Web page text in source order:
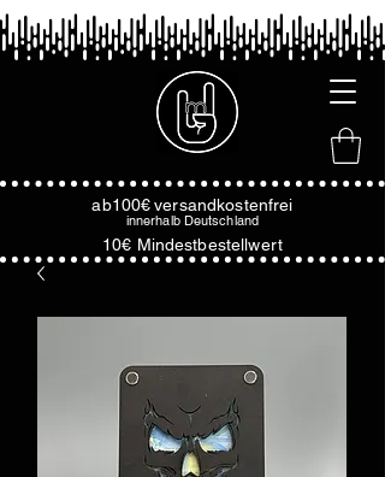
ab100€ versandkostenfrei
innerhalbDeutschland
10€ Mindestbestellwert